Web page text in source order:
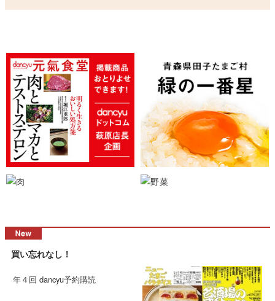
買い忘れなし！
年４回 dancyu予約購読